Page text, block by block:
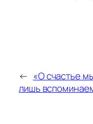
← «О счастье
лишь